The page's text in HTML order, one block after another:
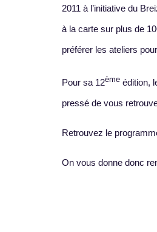
2011 à l’initiative du
à la carte sur plus de
préférer les ateliers
Pour sa 12ème édition,
pressé de vous
Retrouvez le
On vous donne donc